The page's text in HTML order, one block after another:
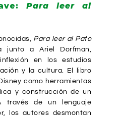
Para leer al
Para leer al Pato
junto a Ariel Dorfman,
en los estudios
y la cultura. El libro
como herramientas
y construcción de un
través de un lenguaje
los autores desmontan